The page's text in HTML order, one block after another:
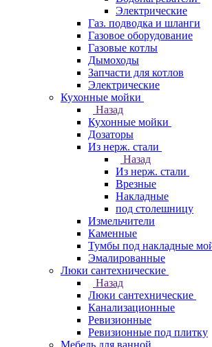
Электрические
Газ. подводка и шланги
Газовое оборудование
Газовые котлы
Дымоходы
Запчасти для котлов
Электрические
Кухонные мойки
Назад
Кухонные мойки
Дозаторы
Из нерж. стали
Назад
Из нерж. стали
Врезные
Накладные
под столешницу
Измельчители
Каменные
Тумбы под накладные
Эмалированные
Люки сантехнические
Назад
Люки сантехнические
Канализационные
Ревизионные
Ревизионные под плитку
Мебель для ванной